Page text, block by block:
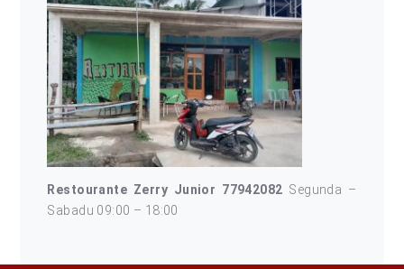
Restourante Zerry Junior 77942082 Segunda –
Sabadu 09:00 – 18:00